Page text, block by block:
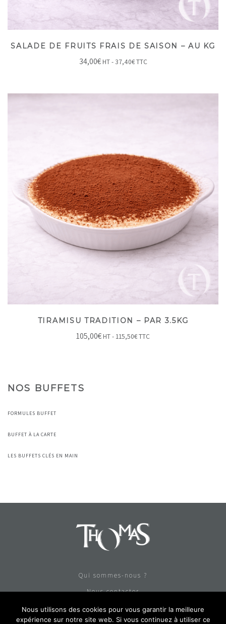
SALADE DE FRUITS FRAIS DE SAISON – AU KG
34,00€ HT -37,40€TTC
TIRAMISU TRADITION – PAR 3.5KG
105,00€ HT - 115,50€TTC
NOS BUFFETS
FORMULES BUFFET
BUFFET À LA CARTE
LES BUFFETS CLÉS EN MAIN
Qui sommes-nous ?
Nous contacter
Liste de nos allergènes
Nous utilisons des cookies pour vous garantir la meilleure
expérience sur notre site web. Si vous continuez à utiliser ce